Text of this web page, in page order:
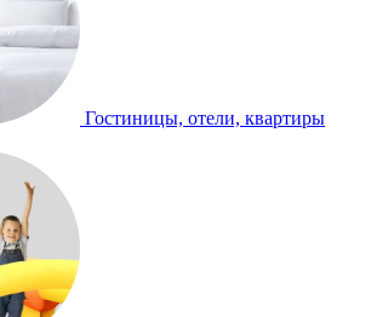
Гостиницы, отели, квартиры